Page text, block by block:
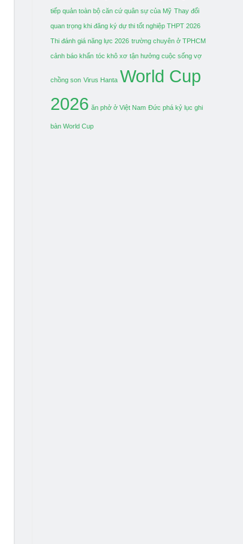
tiếp quản toàn bộ căn cứ quân sự của Mỹ Thay đổi
quan trọng khi đăng ký dự thi tốt nghiệp THPT 2026
Thi đánh giá năng lực 2026 trường chuyên ở TPHCM
cảnh báo khẩn tóc khô xơ tận hưởng cuộc sống vợ
chồng son Virus Hanta World Cup
2026 ăn phở ở Việt Nam Đức phá kỷ lục ghi
bàn World Cup